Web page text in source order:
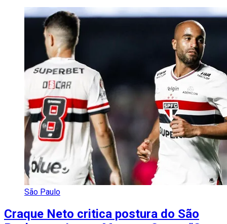
São Paulo
Craque Neto critica postura do São